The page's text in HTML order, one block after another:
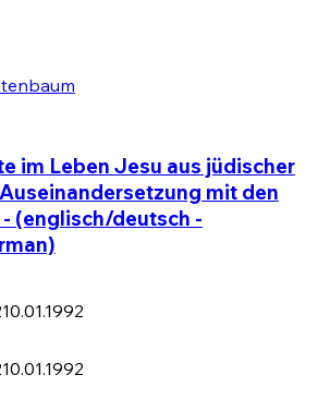
im Leben Jesu aus jüdischer
mit den
- (englisch/deutsch -
10.01.1992
10.01.1992